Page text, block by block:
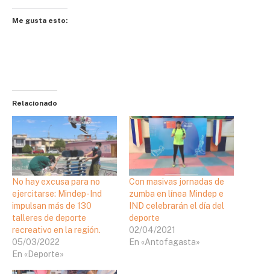
Me gusta esto:
Relacionado
No hay excusa para no
ejercitarse: Mindep-Ind
impulsan más de 130
talleres de deporte
recreativo en la región.
05/03/2022
En «Deporte»
Con masivas jornadas de
zumba en línea Mindep e
IND celebrarán el día del
deporte
02/04/2021
En «Antofagasta»